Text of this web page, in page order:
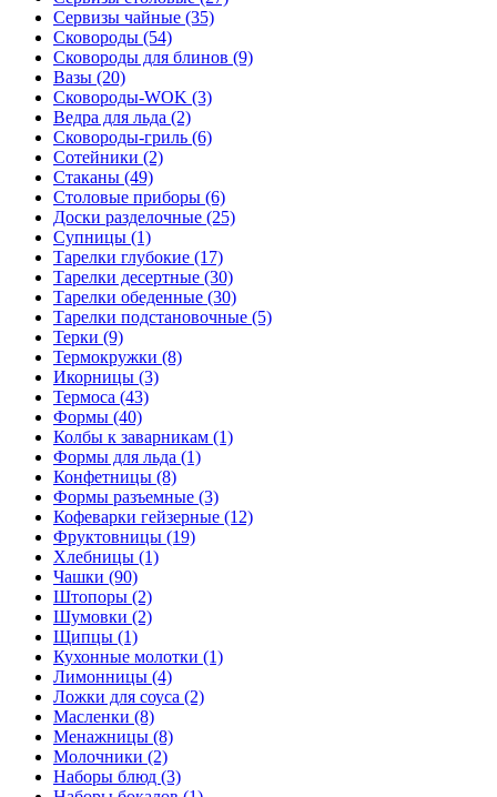
Сервизы чайные (35)
Сковороды (54)
Сковороды для блинов (9)
Вазы (20)
Сковороды-WOK (3)
Ведра для льда (2)
Сковороды-гриль (6)
Сотейники (2)
Стаканы (49)
Столовые приборы (6)
Доски разделочные (25)
Супницы (1)
Тарелки глубокие (17)
Тарелки десертные (30)
Тарелки обеденные (30)
Тарелки подстановочные (5)
Терки (9)
Термокружки (8)
Икорницы (3)
Термоса (43)
Формы (40)
Колбы к заварникам (1)
Формы для льда (1)
Конфетницы (8)
Формы разъемные (3)
Кофеварки гейзерные (12)
Фруктовницы (19)
Хлебницы (1)
Чашки (90)
Штопоры (2)
Шумовки (2)
Щипцы (1)
Кухонные молотки (1)
Лимонницы (4)
Ложки для соуса (2)
Масленки (8)
Менажницы (8)
Молочники (2)
Наборы блюд (3)